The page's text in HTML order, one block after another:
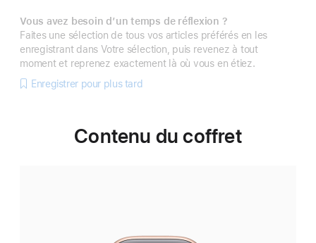
Vous avez besoin d’un temps de réflexion ?
Faites une sélection de tous vos articles préférés en les
enregistrant dans Votre sélection, puis revenez à tout
moment et reprenez exactement là où vous en étiez.
Enregistrer pour plus tard
Contenu du coffret